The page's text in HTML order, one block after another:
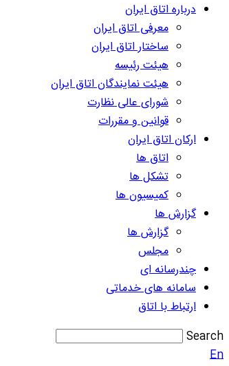
درباره اتاق ایران
معرفی اتاق ایران
ساختار اتاق ایران
هیئت رئیسه
هیئت نمایندگان اتاق ایران
شورای عالی نظارت
قوانین و مقررات
ارکان اتاق ایران
اتاق ها
تشکل ها
کمیسیون ها
گزارش ها
گزارش ها
مجلس
چندرسانه ای
سامانه های خدماتی
ارتباط با اتاق
Search
En